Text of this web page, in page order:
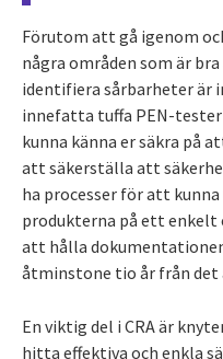
Förutom att gå igenom
några områden som är
identifiera sårbarheter är
innefatta tuffa PEN-
kunna känna er säkra på
att säkerställa att
ha processer för att
produkterna på ett enkelt
att hålla
åtminstone tio år från
En viktig del i CRA är
hitta effektiva och enkla